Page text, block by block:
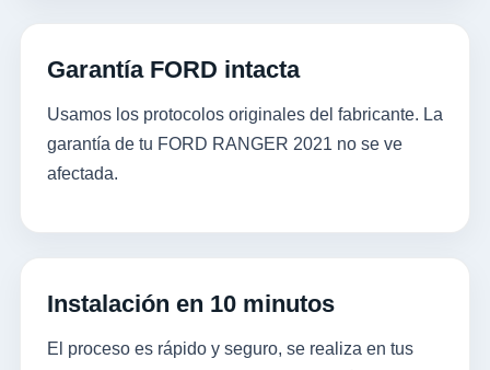
Garantía FORD intacta
Usamos los protocolos originales del fabricante. La
garantía de tu FORD RANGER 2021 no se ve
afectada.
Instalación en 10 minutos
El proceso es rápido y seguro, se realiza en tus